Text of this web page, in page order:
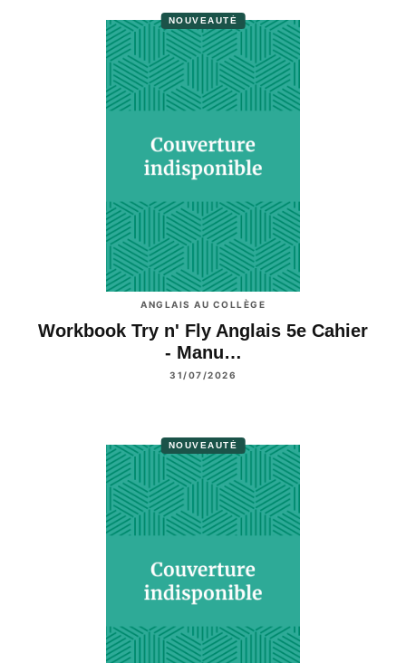
NOUVEAUTÉ
ANGLAIS AU COLLÈGE
Workbook Try n' Fly Anglais 5e Cahier
- Manu…
31/07/2026
NOUVEAUTÉ